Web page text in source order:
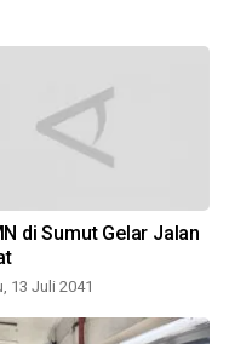
di Sumut Gelar Jalan
13 Juli 2041